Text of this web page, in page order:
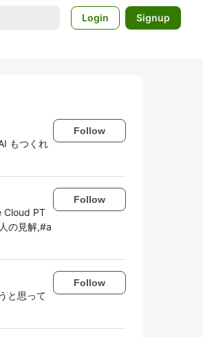
Login Signup
もつくれ
Follow
Cloud PT
の見解,#a
Follow
と思って
Follow